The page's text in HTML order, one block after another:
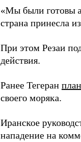
«Мы были готовы
страна принесла
При этом Резаи
действия.
Ранее Тегеран
своего моряка.
Иранское
нападение на